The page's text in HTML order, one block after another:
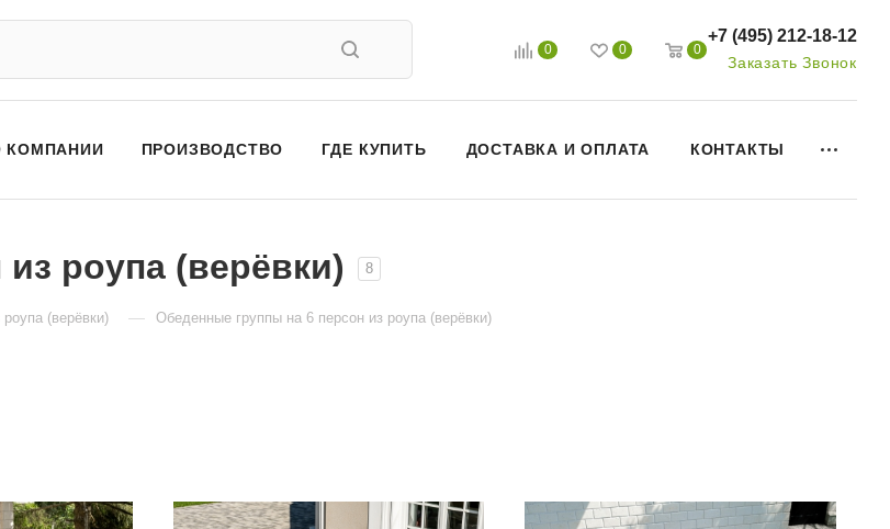
0 0 0
+7 (495) 212-18-12
Заказать Звонок
КОМПАНИИ ПРОИЗВОДСТВО ГДЕ КУПИТЬ ДОСТАВКА И ОПЛАТА КОНТАКТЫ
роупа (верёвки) 8
(верёвки) — Обеденные группы на 6 персон из роупа (верёвки)